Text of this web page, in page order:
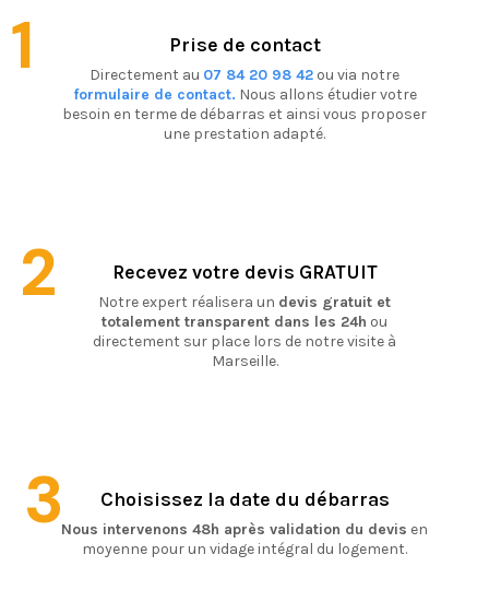
Prise de contact
Directement au 07 84 20 98 42 ou via notre
formulaire de contact. Nous allons étudier votre
besoin en terme de débarras et ainsi vous proposer
une prestation adapté.
1
Recevez votre devis GRATUIT
Notre expert réalisera un devis gratuit et
totalement transparent dans les 24h ou
directement sur place lors de notre visite à
Marseille.
2
Choisissez la date du débarras
Nous intervenons 48h après validation du devis en
moyenne pour un vidage intégral du logement.
3